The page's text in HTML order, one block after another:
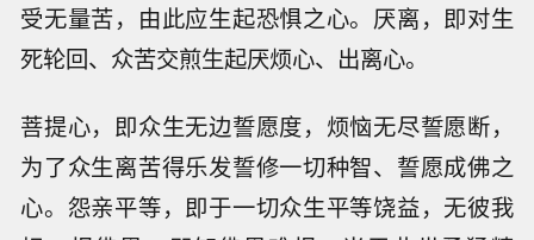
受无量苦，由此应生起恐惧之心。厌离，即对生
死轮回、众苦交煎生起厌烦心、出离心。
菩提心，即众生无边誓愿度，烦恼无尽誓愿断，
为了众生离苦得乐发誓修一切种智、誓愿成佛之
心。怨亲平等，即于一切众生平等饶益，无彼我